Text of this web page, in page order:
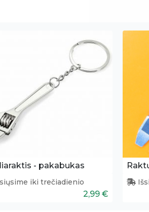
- pakabukas
iki trečiadienio
2,99 €